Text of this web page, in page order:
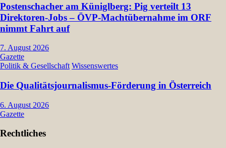
Postenschacher am Küniglberg: Pig verteilt 13
Direktoren-Jobs – ÖVP-Machtübernahme im ORF
nimmt Fahrt auf
7. August 2026
Gazette
Politik & Gesellschaft Wissenswertes
Die Qualitätsjournalismus-Förderung in Österreich
6. August 2026
Gazette
Rechtliches